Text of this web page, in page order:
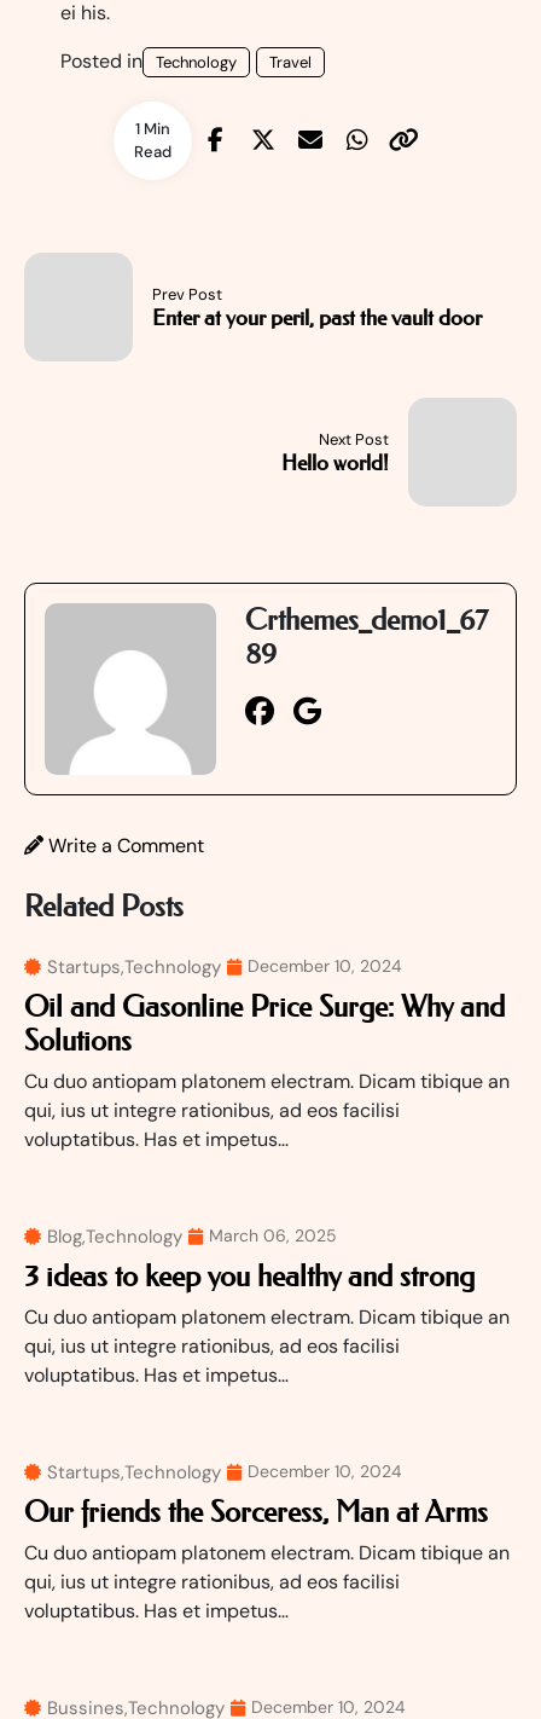
1 Min
Read
ei his.
Posted in
Technology Travel
Prev Post
Enter at your peril, past the vault door
Next Post
Hello world!
Crthemes_demo1_67
89
Write a Comment
Related Posts
Startups,Technology December 10, 2024
Oil and Gasonline Price Surge: Why and
Solutions
Cu duo antiopam platonem electram. Dicam tibique an
qui, ius ut integre rationibus, ad eos facilisi
voluptatibus. Has et impetus…
Blog,Technology March 06, 2025
3 ideas to keep you healthy and strong
Cu duo antiopam platonem electram. Dicam tibique an
qui, ius ut integre rationibus, ad eos facilisi
voluptatibus. Has et impetus…
Startups,Technology December 10, 2024
Our friends the Sorceress, Man at Arms
Cu duo antiopam platonem electram. Dicam tibique an
qui, ius ut integre rationibus, ad eos facilisi
voluptatibus. Has et impetus…
Bussines,Technology December 10, 2024